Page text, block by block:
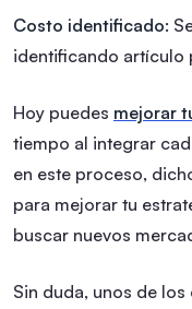
Costo identificado:
identificando artículo
Hoy puedes mejorar
tiempo al integrar
en este proceso,
para mejorar tu
buscar nuevos
Sin duda, unos de